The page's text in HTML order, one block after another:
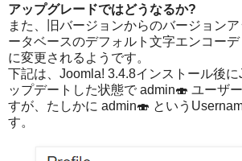
アップグレードではどうなるか?
また、旧バージョンからのバージョン
ータベースのデフォルト文字エンコー
に変更されるようです。
下記は、Joomla! 3.4.8インストール後
ップデートした状態で admin🍣 ユーザ
すが、たしかに admin🍣 という
す。